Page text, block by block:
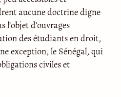
aucune doctrine digne
l’objet d’ouvrages
des étudiants en droit,
exception, le Sénégal, qui
civiles et